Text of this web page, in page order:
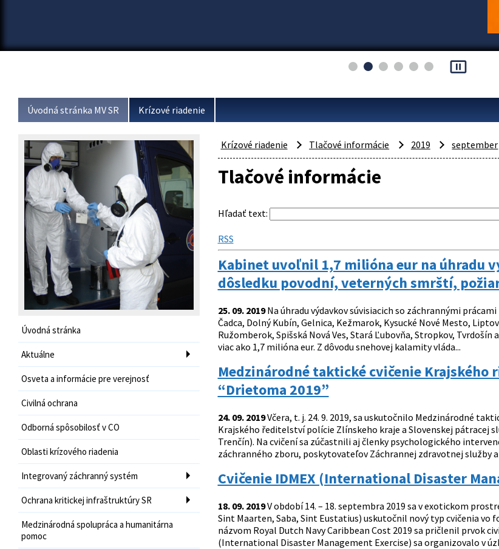
pause_presentation
Úvodná stránka MV SR Krízové riadenie
Úvodná stránka
Aktuálne
Osveta a informácie pre verejnosť
Civilná ochrana
Odborná spôsobilosť v CO
Oblasti krízového riadenia
Integrovaný záchranný systém
Ochrana kritickej infraštruktúry SR
Medzinárodná spolupráca a humanitárna
pomoc
Krízové riadenie Tlačové informácie 2019 september
Tlačové informácie
Hľadať text:
RSS
Kabinet uvoľnil 1,7 milióna eur na úhradu
dôsledku povodní, veterných smrští,
25. 09. 2019Na úhradu výdavkov súvisiacich so záchrannými
Čadca, Dolný Kubín, Gelnica, Kežmarok, Kysucké Nové Mesto,
Ružomberok, Spišská Nová Ves, Stará Ľubovňa, Stropkov,
viac ako 1,7 milióna eur. Z dôvodu snehovej kalamity vláda...
Medzinárodné taktické cvičenie
“Drietoma 2019”
24. 09. 2019Včera, t. j. 24. 9. 2019, sa uskutočnilo Medzinárodné
Krajského ředitelství polície Zlínskeho kraje a Slovenskej pátracej
Trenčín). Na cvičení sa zúčastnili aj členky psychologického
záchranného zboru, poskytovateľov Záchrannej zdravotnej služby
Cvičenie IDMEX (International Disaster
18. 09. 2019V období 14. – 18. septembra 2019 sa v exotickom
Sint Maarten, Saba, Sint Eustatius) uskutočnil nový typ cvičenia vo
názvom Royal Dutch Navy Caribbean Cost 2019 sa pričlenil prvok
(International Disaster Management Exercise) sa organizovalo v